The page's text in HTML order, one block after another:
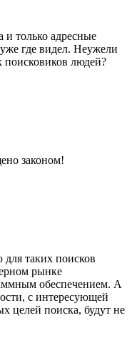
и только адресные
где видел. Неужели
поисковиков людей?
законом!
таких поисков
рынке
обеспечением. А
с интересующей
целей поиска, будут не